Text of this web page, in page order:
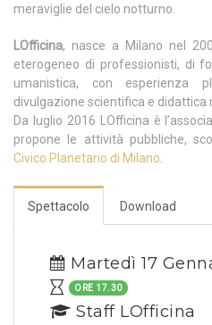
meraviglie del cielo notturno.
LOfficina, nasce a Milano nel
eterogeneo di professionisti, di
umanistica, con esperienza
divulgazione scientifica e didattica
Da luglio 2016 LOfficina è
propone le attività pubbliche,
Civico Planetario di Milano.
Spettacolo Download
Martedì 17
ORE 17.30
Staff LOfficina